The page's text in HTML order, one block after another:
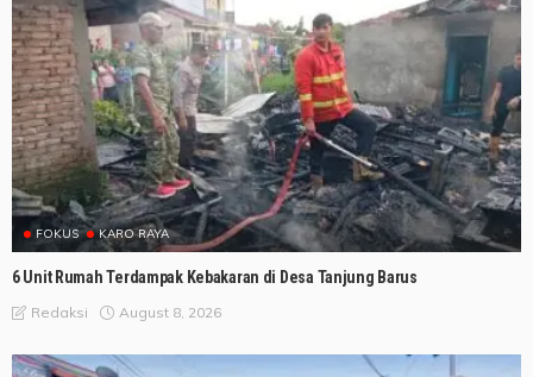
FOKUS KARO RAYA
6 Unit Rumah Terdampak Kebakaran di Desa Tanjung Barus
Redaksi August 8, 2026